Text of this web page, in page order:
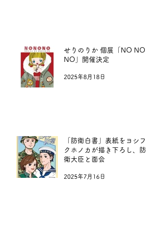
せりのりか 個展「NO NO
NO」開催決定
2025年8月18日
「防衛白書」表紙をヨシフ
クホノカが描き下ろし、防
衛大臣と面会
2025年7月16日